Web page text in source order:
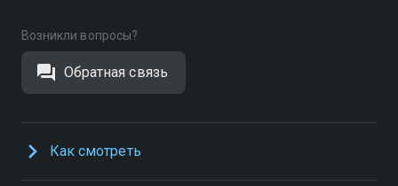
Возникли вопросы?
Обратная связь
Как смотреть